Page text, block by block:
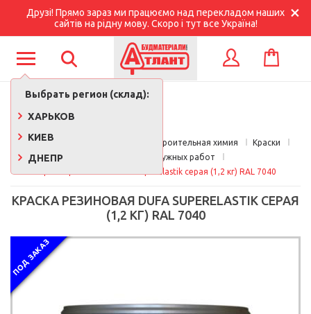
Друзі! Прямо зараз ми працюємо над перекладом наших
сайтів на рідну мову. Скоро і тут все Україна!
Выбрать регион (склад):
ХАРЬКОВ
КИЕВ
ДНЕПР
КОРЗИНА
Главная Краски, лаки, клеи, строительная химия
Краски
Краска для наружных работ
Краска резиновая Dufa SuperElastik серая (1,2 кг) RAL 7040
КРАСКА РЕЗИНОВАЯ DUFA SUPERELASTIK СЕРАЯ
(1,2 КГ) RAL 7040
ПОД ЗАКАЗ